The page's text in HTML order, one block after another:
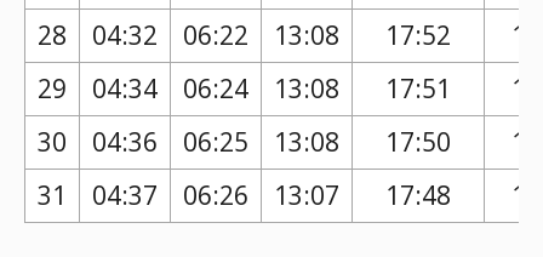
28
04:32 06:22 13:08 17:52
29
04:34 06:24 13:08 17:51
30
04:36 06:25 13:08 17:50
31
04:37 06:26 13:07 17:48